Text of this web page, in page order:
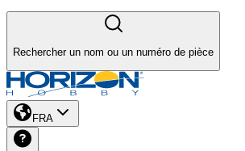
Rechercher un nom ou un numéro de pièce
FRA